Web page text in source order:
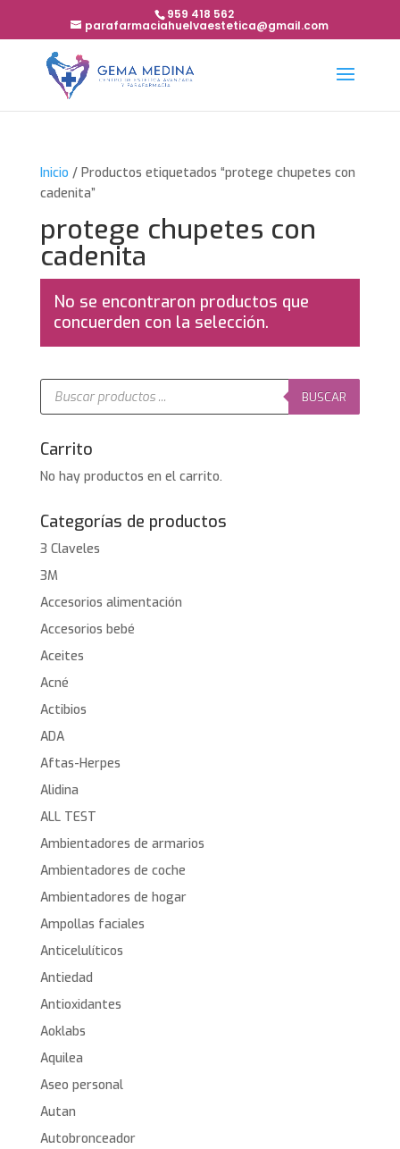
959 418 562
parafarmaciahuelvaestetica@gmail.com
Inicio / Productos etiquetados “protege chupetes con
cadenita”
protege chupetes con
cadenita
No se encontraron productos que
concuerden con la selección.
Búsqueda
productos
BUSCAR
Carrito
No hay productos en el carrito.
Categorías de productos
3 Claveles
3M
Accesorios alimentación
Accesorios bebé
Aceites
Acné
Actibios
ADA
Aftas-Herpes
Alidina
ALL TEST
Ambientadores de armarios
Ambientadores de coche
Ambientadores de hogar
Ampollas faciales
Anticelulíticos
Antiedad
Antioxidantes
Aoklabs
Aquilea
Aseo personal
Autan
Autobronceador